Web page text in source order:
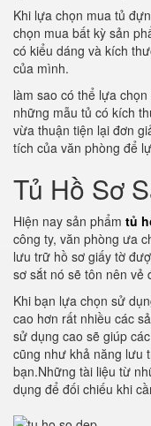
Khi lựa chọn mua tủ
chọn mua bất kỳ sản
có kiểu dáng và kích
của mình.
làm sao có thể lựa chọn
những mẫu tủ có kích
vừa thuận tiện lại đơn
tích của văn phòng để
Tủ Hồ Sơ
Hiện nay sản phẩm tủ
công ty, văn phòng ưa
lưu trữ hồ sơ giấy tờ
sơ sắt nó sẽ tôn nên vẻ
Khi bạn lựa chọn sử
cao hơn rất nhiều các
sử dụng cao sẽ giúp
cũng như khả năng lưu
bạn.Những tài liệu từ
dụng để đối chiếu khi